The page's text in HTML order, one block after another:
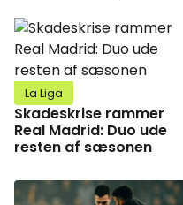
La Liga
Skadeskrise rammer
Real Madrid: Duo ude
resten af sæsonen